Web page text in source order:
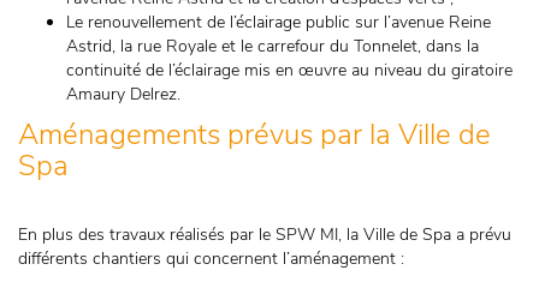
Le renouvellement de l’éclairage public sur l’avenue Reine
Astrid, la rue Royale et le carrefour du Tonnelet, dans la
continuité de l’éclairage mis en œuvre au niveau du giratoire
Amaury Delrez.
Aménagements prévus par la Ville de
Spa
En plus des travaux réalisés par le SPW MI, la Ville de Spa a prévu
différents chantiers qui concernent l’aménagement :